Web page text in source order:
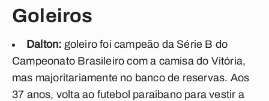
Goleiros
Dalton: goleiro foi campeão da Série B do
Campeonato Brasileiro com a camisa do Vitória,
mas majoritariamente no banco de reservas. Aos
37 anos, volta ao futebol paraibano para vestir a